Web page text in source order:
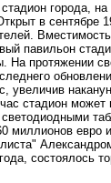
города,
в сентябре
павильон
На протяжении
увеличив
стадион может
миллионов евро
состоялось